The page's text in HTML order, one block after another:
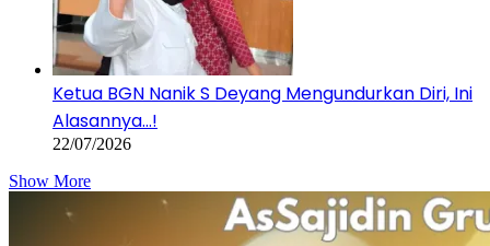
Ketua BGN Nanik S Deyang Mengundurkan Diri, Ini
Alasannya…!
22/07/2026
Show More